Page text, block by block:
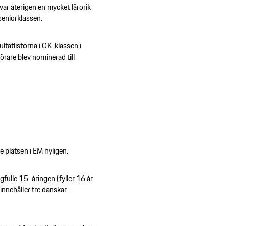
återigen en mycket lärorik
i OK-klassen i
blev nominerad till
platsen i EM nyligen.
15-åringen (fyller 16 år
tre danskar –